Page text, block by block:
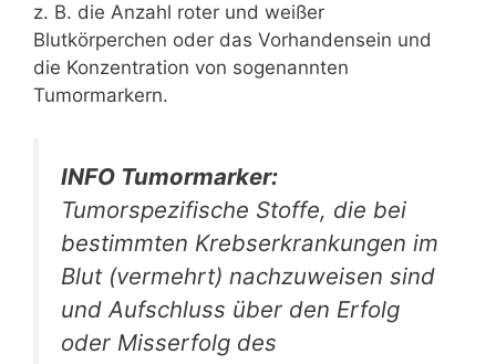
z. B. die Anzahl roter und weißer
Blutkörperchen oder das Vorhandensein und
die Konzentration von sogenannten
Tumormarkern.
INFO Tumormarker:
Tumorspezifische Stoffe, die bei
bestimmten Krebserkrankungen im
Blut (vermehrt) nachzuweisen sind
und Aufschluss über den Erfolg
oder Misserfolg des